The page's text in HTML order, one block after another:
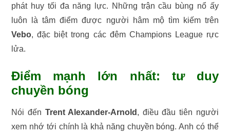
phát huy tối đa năng lực. Những trận cầu bùng nổ ấy
luôn là tâm điểm được người hâm mộ tìm kiếm trên
Vebo, đặc biệt trong các đêm Champions League rực
lửa.
Điểm mạnh lớn nhất: tư duy
chuyền bóng
Nói đến Trent Alexander-Arnold , điều đầu tiên người
xem nhớ tới chính là khả năng chuyền bóng. Anh có thể